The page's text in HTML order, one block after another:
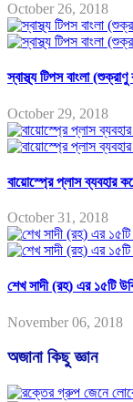
October 26, 2018
স্বাস্থ্য টিপস বাংলা (শুক্রাণু
October 29, 2018
বায়োস্প্রে প্লাস ব্যবহার
October 31, 2018
শেখ সাদী (রহ) এর ১৫টি
November 06, 2018
অজানা কিছু জ্ঞান